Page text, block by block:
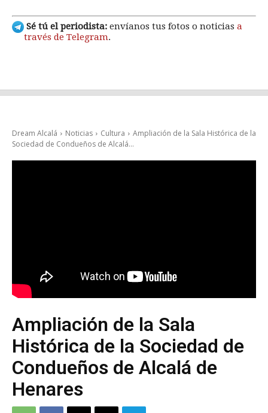
Sé tú el periodista: envíanos tus fotos o noticias a
través de Telegram.